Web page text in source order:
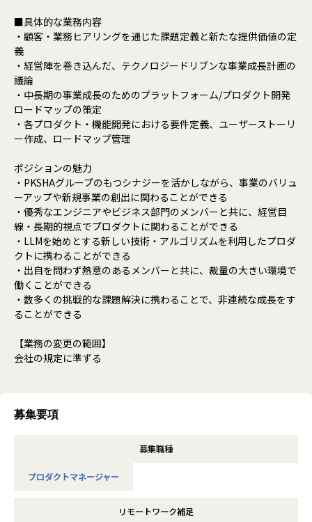
■具体的な業務内容
・顧客・業務ヒアリングを通じた課題定義と新たな提供価値の定
義
・経営陣を巻き込んだ、テクノロジードリブンな事業成長計画の
議論
・中長期の事業成長のためのプラットフォーム/プロダクト開発
ロードマップの策定
・各プロダクト・機能開発における要件定義、ユーザーストーリ
ー作成、ロードマップ管理
ポジションの魅力
・PKSHAグループのもつシナジーを活かしながら、事業のバリュ
ーアップや新規事業の創出に関わることができる
・優秀なエンジニアやビジネス部門のメンバーと共に、経営目
線・長期的視点でプロダクトに関わることができる
・LLMを始めとする新しい技術・アルゴリズムを利用したプロダ
クトに携わることができる
・出自を問わず熱意のあるメンバーと共に、裁量の大きい環境で
働くことができる
・数多くの挑戦的な課題解決に携わることで、非連続な成長をす
ることができる
【業務の変更の範囲】
会社の規定に準ずる
募集要項
募集職種
プロダクトマネージャー
リモートワーク補足